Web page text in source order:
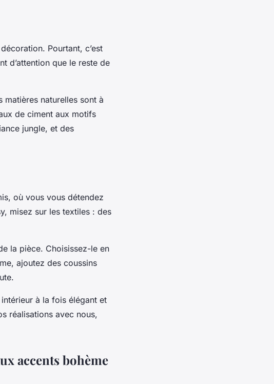
Pourtant, c’est
d’attention que le reste de
matières naturelles sont à
de ciment aux motifs
jungle, et des
où vous vous détendez
misez sur les textiles : des
la pièce. Choisissez-le en
ajoutez des coussins
à la fois élégant et
réalisations avec nous,
accents bohème